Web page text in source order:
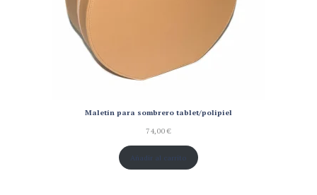
Maletín para sombrero tablet/polipiel
74,00€
Añadir al carrito